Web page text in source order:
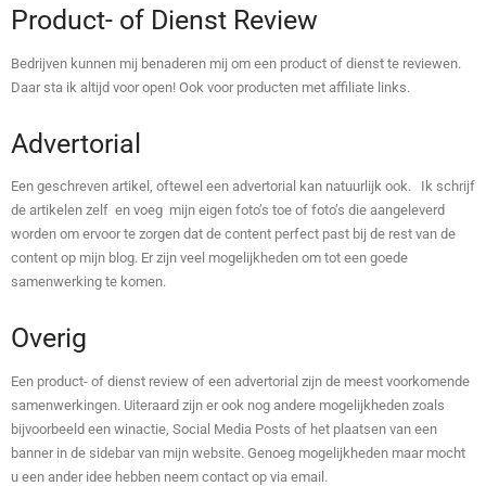
Product- of Dienst Review
Bedrijven kunnen mij benaderen mij om een product of dienst te reviewen.
Daar sta ik altijd voor open! Ook voor producten met affiliate links.
Advertorial
Een geschreven artikel, oftewel een advertorial kan natuurlijk ook. Ik schrijf
de artikelen zelf en voeg mijn eigen foto’s toe of foto’s die aangeleverd
worden om ervoor te zorgen dat de content perfect past bij de rest van de
content op mijn blog. Er zijn veel mogelijkheden om tot een goede
samenwerking te komen.
Overig
Een product- of dienst review of een advertorial zijn de meest voorkomende
samenwerkingen. Uiteraard zijn er ook nog andere mogelijkheden zoals
bijvoorbeeld een winactie, Social Media Posts of het plaatsen van een
banner in de sidebar van mijn website. Genoeg mogelijkheden maar mocht
u een ander idee hebben neem contact op via email.